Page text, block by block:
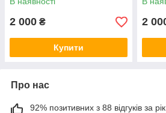
2 000 ₴
Купити
2
Про нас
92% позитивних з 88 відгуків за рік